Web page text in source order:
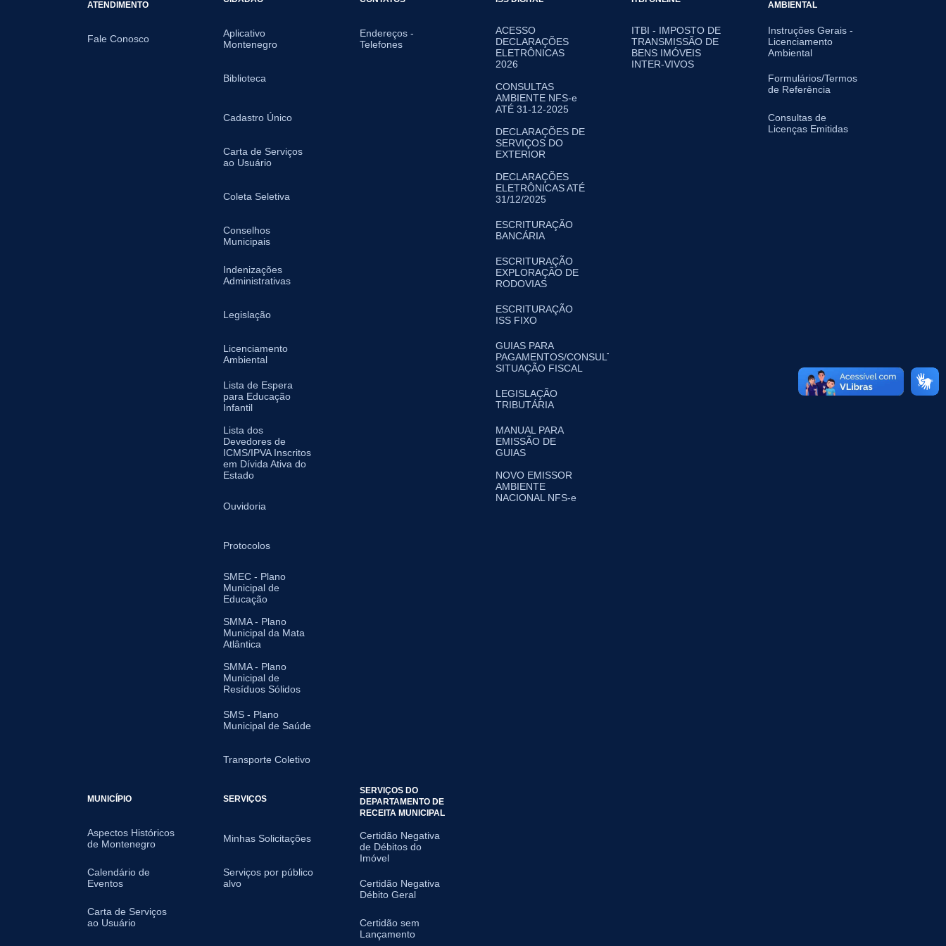
ATENDIMENTO
Fale Conosco
Aplicativo
Montenegro
Biblioteca
Cadastro Único
Carta de Serviços
ao Usuário
Coleta Seletiva
Conselhos
Municipais
Indenizações
Administrativas
Legislação
Licenciamento
Ambiental
Lista de Espera
para Educação
Infantil
Lista dos
Devedores de
ICMS/IPVA Inscritos
em Dívida Ativa do
Estado
Ouvidoria
Protocolos
SMEC - Plano
Municipal de
Educação
SMMA - Plano
Municipal da Mata
Atlântica
SMMA - Plano
Municipal de
Resíduos Sólidos
SMS - Plano
Municipal de Saúde
Transporte Coletivo
Endereços -
Telefones
ACESSO
DECLARAÇÕES
ELETRÔNICAS
2026
CONSULTAS
AMBIENTE NFS-e
ATÉ 31-12-2025
DECLARAÇÕES DE
SERVIÇOS DO
EXTERIOR
DECLARAÇÕES
ELETRÔNICAS ATÉ
31/12/2025
ESCRITURAÇÃO
BANCÁRIA
ESCRITURAÇÃO
EXPLORAÇÃO DE
RODOVIAS
ESCRITURAÇÃO
ISS FIXO
GUIAS PARA
PAGAMENTOS/CONSULTA
SITUAÇÃO FISCAL
LEGISLAÇÃO
TRIBUTÁRIA
MANUAL PARA
EMISSÃO DE
GUIAS
NOVO EMISSOR
AMBIENTE
NACIONAL NFS-e
ITBI - IMPOSTO DE
TRANSMISSÃO DE
BENS IMÓVEIS
INTER-VIVOS
AMBIENTAL
Instruções Gerais -
Licenciamento
Ambiental
Formulários/Termos
de Referência
Consultas de
Licenças Emitidas
MUNICÍPIO
Aspectos Históricos
de Montenegro
Calendário de
Eventos
Carta de Serviços
ao Usuário
SERVIÇOS
Minhas Solicitações
Serviços por público
alvo
SERVIÇOS DO
DEPARTAMENTO DE
RECEITA MUNICIPAL
Certidão Negativa
de Débitos do
Imóvel
Certidão Negativa
Débito Geral
Certidão sem
Lançamento